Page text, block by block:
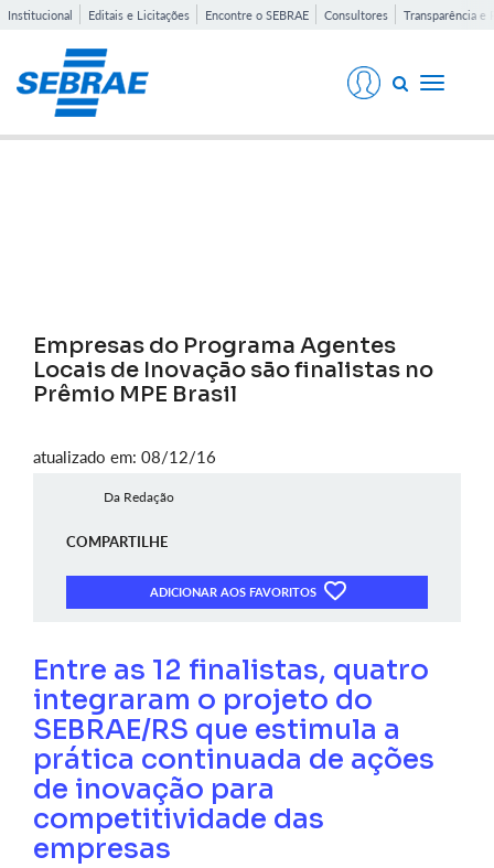
Institucional Editais e Licitações Encontre o SEBRAE Consultores Transparência e
Toggle
Empresas do Programa Agentes
Locais de Inovação são finalistas no
Prêmio MPE Brasil
atualizado em: 08/12/16
Da Redação
COMPARTILHE
ADICIONAR AOS FAVORITOS
Entre as 12 finalistas, quatro
integraram o projeto do
SEBRAE/RS que estimula a
prática continuada de ações
de inovação para
competitividade das
empresas